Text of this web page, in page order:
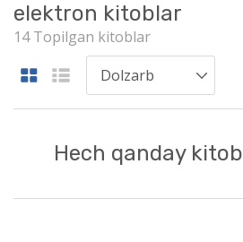
elektron kitoblar
14 Topilgan kitoblar
Hech qanday